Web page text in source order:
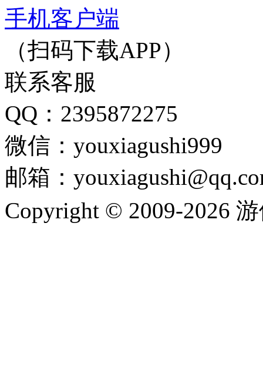
手机客户端
（扫码下载APP）
联系客服
QQ：2395872275
微信：youxiagushi999
邮箱：
Copyright © 2009-2026